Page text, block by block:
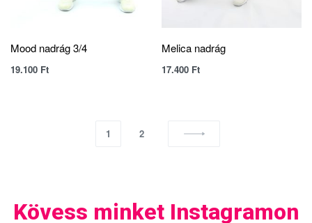
Mood nadrág 3/4
19.100 Ft
Melica nadrág
17.400 Ft
1 2
Kövess minket Instagramon